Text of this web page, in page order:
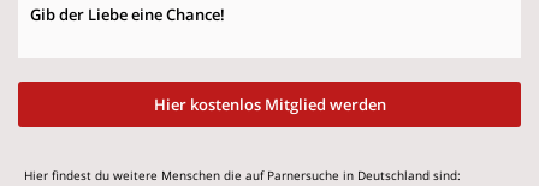
Gib der Liebe eine Chance!
Hier kostenlos Mitglied werden
Hier findest du weitere Menschen die auf Parnersuche in Deutschland sind: